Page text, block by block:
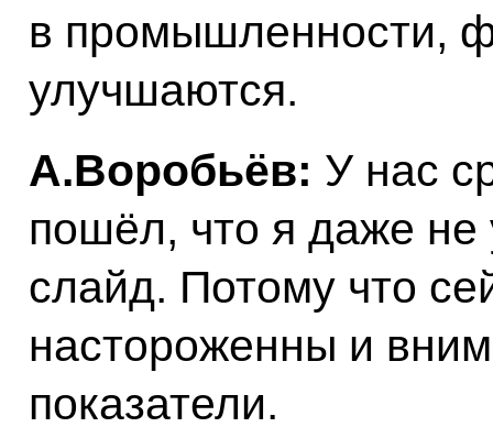
в промышленности,
улучшаются.
А.Воробьёв: У нас
пошёл, что я даже не
слайд. Потому что
настороженны и
показатели.